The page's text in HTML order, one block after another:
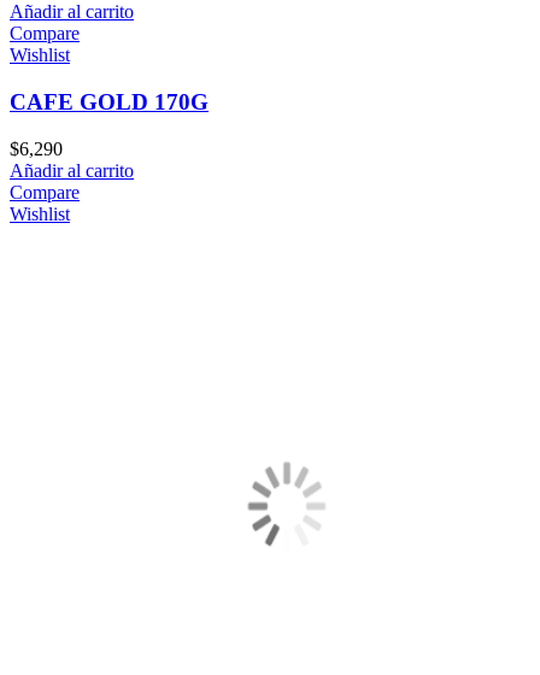
Añadir al carrito
Compare
Wishlist
CAFE GOLD 170G
$6,290
Añadir al carrito
Compare
Wishlist